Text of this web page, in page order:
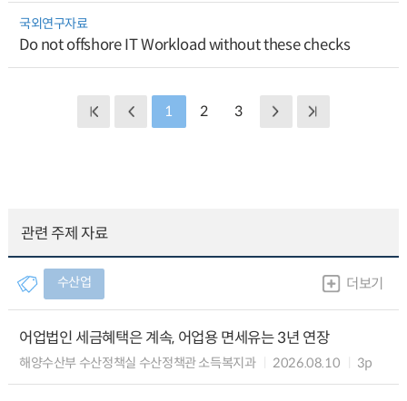
국외연구자료
Do not offshore IT Workload without these checks
1 2 3
관련 주제 자료
수산업 더보기
어업법인 세금혜택은 계속, 어업용 면세유는 3년 연장
해양수산부 수산정책실 수산정책관 소득복지과 2026.08.10 3p